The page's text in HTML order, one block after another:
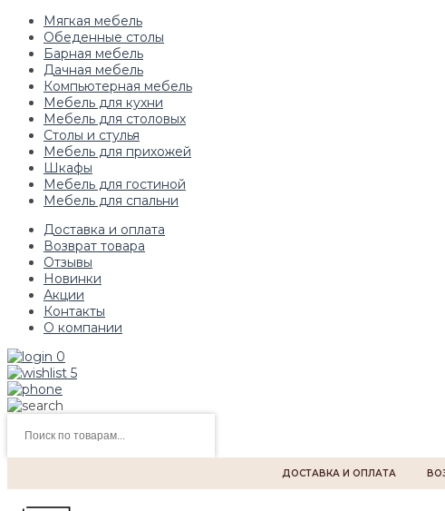
Мягкая мебель
Обеденные столы
Барная мебель
Дачная мебель
Компьютерная мебель
Мебель для кухни
Мебель для столовых
Столы и стулья
Мебель для прихожей
Шкафы
Мебель для гостиной
Мебель для спальни
Доставка и оплата
Возврат товара
Отзывы
Новинки
Акции
Контакты
О компании
0
5
товаров
ДОСТАВКА И ОПЛАТА